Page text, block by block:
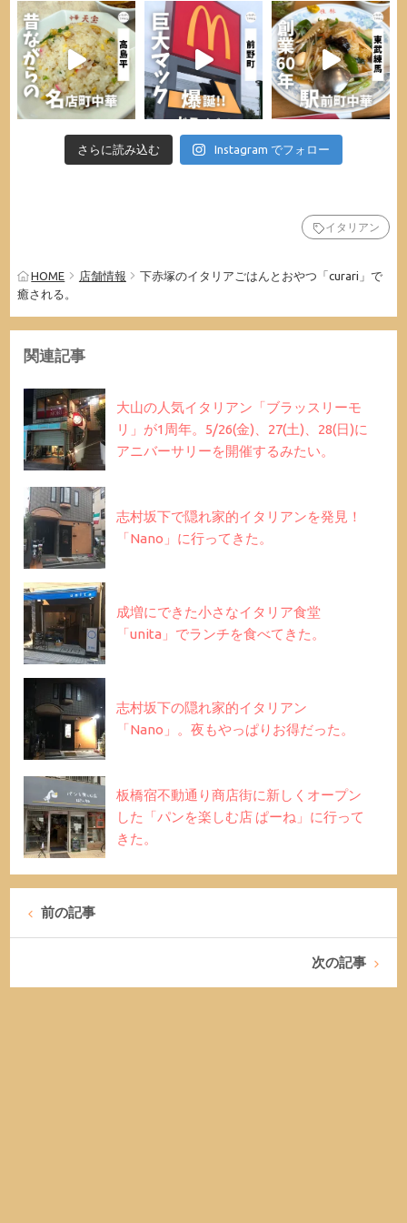
さらに読み込む Instagram でフォロー
イタリアン
HOME 店舗情報
下赤塚のイタリアごはんとおやつ「curari」で
癒される。
関連記事
大山の人気イタリアン「ブラッスリーモ
リ」が1周年。5/26(金)、27(土)、28(日)に
アニバーサリーを開催するみたい。
志村坂下で隠れ家的イタリアンを発見！
「Nano」に行ってきた。
成増にできた小さなイタリア食堂
「unita」でランチを食べてきた。
志村坂下の隠れ家的イタリアン
「Nano」。夜もやっぱりお得だった。
板橋宿不動通り商店街に新しくオープン
した「パンを楽しむ店 ぱーね」に行って
きた。
前の記事
次の記事